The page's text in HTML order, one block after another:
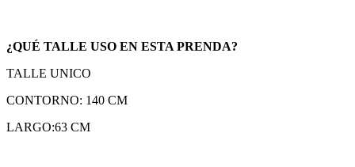
¿QUÉ TALLE USO EN ESTA PRENDA?
TALLE UNICO
CONTORNO: 140 CM
LARGO:63 CM